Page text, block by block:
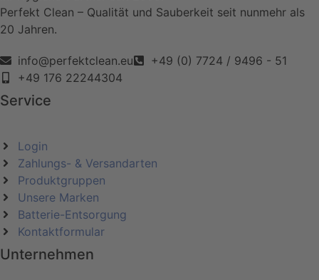
Perfekt Clean – Qualität und Sauberkeit seit nunmehr als
20 Jahren.
info@perfektclean.eu
+49 (0) 7724 / 9496 - 51
+49 176 22244304
Service
Login
Zahlungs- & Versandarten
Produktgruppen
Unsere Marken
Batterie-Entsorgung
Kontaktformular
Unternehmen